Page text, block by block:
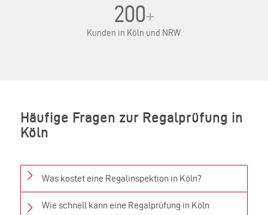
200+
Kunden in Köln und NRW
Häufige Fragen zur Regalprüfung in
Köln
Was kostet eine Regalinspektion in Köln?
Wie schnell kann eine Regalprüfung in Köln